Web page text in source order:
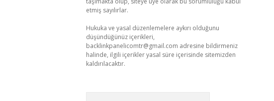
etmiş sayılırlar.
Hukuka ve yasal düzenlemelere aykırı olduğunu
düşündüğünüz içerikleri,
backlinkpanelicomtr@gmail.com adresine bildirmeniz
halinde, ilgili içerikler yasal süre içerisinde sitemizden
kaldırılacaktır.